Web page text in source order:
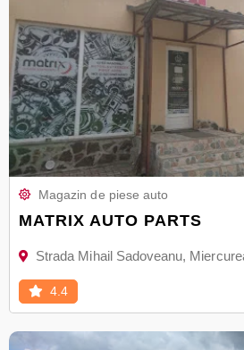
Magazin de piese auto
MATRIX AUTO PARTS
Strada Mihail Sadoveanu,
4.4